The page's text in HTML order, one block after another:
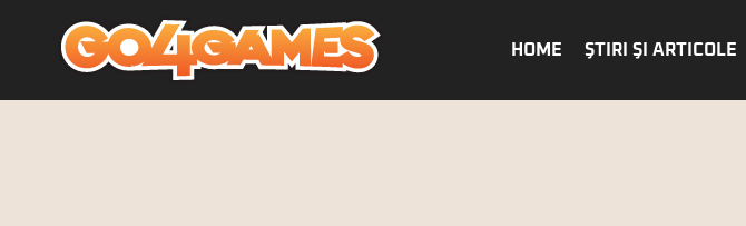
HOME ŞTIRI ŞI ARTICOLE